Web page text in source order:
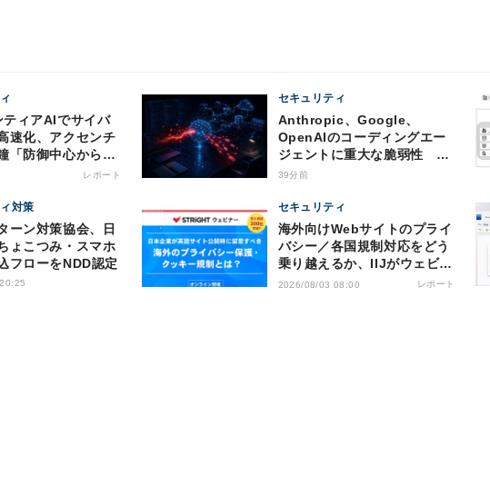
速化、アクセンチ
「防御中心からの
レポート
セキュリティ
Anthropic、Google、
OpenAIのコーディングエー
ジェントに重大な脆弱性 認
証情報窃取などの恐れ
39分前
対策
ーン対策協会、日
ょこつみ・スマホ
フローをNDD認定
セキュリティ
海外向けWebサイトのプライ
バシー／各国規制対応をどう
乗り越えるか、IIJがウェビナ
ー開催
2026/08/03 08:00 レポート